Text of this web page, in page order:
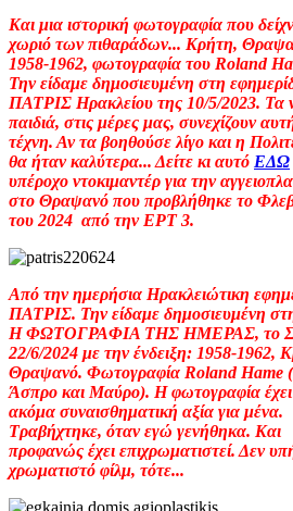
Και μια ιστορική φωτογραφία που
χωριό των πιθαράδων... Κρήτη,
1958-1962, φωτογραφία του Roland
Την είδαμε δημοσιευμένη στη
ΠΑΤΡΙΣ Ηρακλείου της 10/5/2023. Τα
παιδιά, στις μέρες μας, συνεχίζουν
τέχνη. Αν τα βοηθούσε λίγο και η
θα ήταν καλύτερα... Δείτε κι αυτό ΕΔΩ
υπέροχο ντοκιμαντέρ για την
στο Θραψανό που προβλήθηκε το
του 2024 από την ΕΡΤ 3.
Από την ημερήσια Ηρακλειώτικη
ΠΑΤΡΙΣ. Την είδαμε δημοσιευμένη
Η ΦΩΤΟΓΡΑΦΙΑ ΤΗΣ ΗΜΕΡΑΣ, το
22/6/2024 με την ένδειξη: 1958-1962,
Θραψανό. Φωτογραφία Roland Hame
Άσπρο και Μαύρο). Η φωτογραφία έχει
ακόμα συναισθηματική αξία για μένα.
Τραβήχτηκε, όταν εγώ γενήθηκα. Και
προφανώς έχει επιχρωματιστεί. Δεν
χρωματιστό φίλμ, τότε...